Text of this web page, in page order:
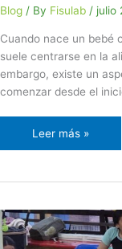
Blog / By Fisulab / julio
Cuando nace un bebé
suele centrarse en la
embargo, existe un
comenzar desde el
Leer más »
Jugar
también